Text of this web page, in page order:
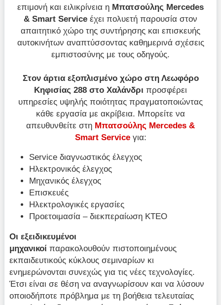
επιμονή και ειλικρίνεια η Μπατσούλης Mercedes
& Smart Service έχει πολυετή παρουσία στον
απαιτητικό χώρο της συντήρησης και επισκευής
αυτοκινήτων αναπτύσσοντας καθημερινά σχέσεις
εμπιστοσύνης με τους οδηγούς.
Στον άρτια εξοπλισμένο χώρο στη Λεωφόρο
Κηφισίας 288 στο Χαλάνδρι προσφέρει
υπηρεσίες υψηλής ποιότητας πραγματοποιώντας
κάθε εργασία με ακρίβεια. Μπορείτε να
απευθυνθείτε στη Μπατσούλης Mercedes &
Smart Serviceγια:
Service διαγνωστικός έλεγχος
Ηλεκτρονικός έλεγχος
Μηχανικός έλεγχος
Επισκευές
Ηλεκτρολογικές εργασίες
Προετοιμασία – διεκπεραίωση ΚΤΕΟ
Οι εξειδικευμένοι
μηχανικοίπαρακολουθούν πιστοποιημένους
εκπαιδευτικούς κύκλους σεμιναρίων κι
ενημερώνονται συνεχώς για τις νέες τεχνολογίες.
Έτσι είναι σε θέση να αναγνωρίσουν και να λύσουν
οποιοδήποτε πρόβλημα με τη βοήθεια τελευταίας